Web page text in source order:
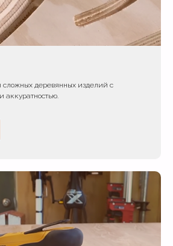
сложных деревянных изделий с
аккуратностью.